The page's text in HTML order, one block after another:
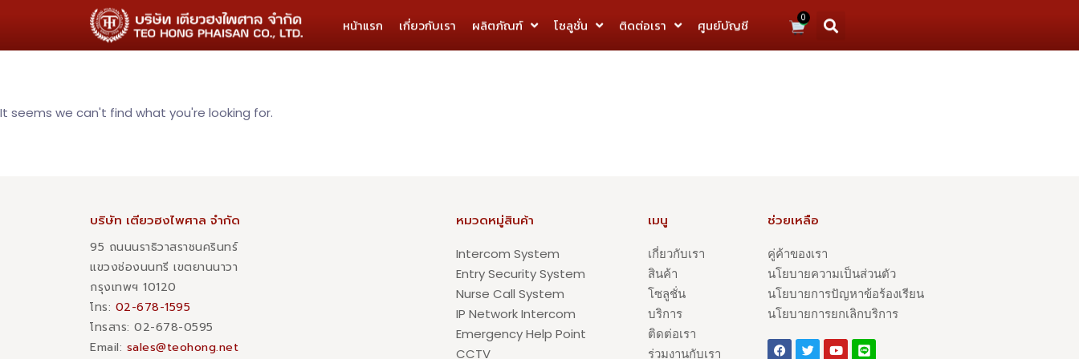
หน้าแรก เกี่ยวกับเรา ผลิตภัณฑ์ โซลูชั่น ติดต่อเรา ศูนย์บัญชี 0
It seems we can't find what you're looking for.
บริษัท เตียวฮงไพศาล จำกัด
95 ถนนนราธิวาสราชนครินทร์
แขวงช่องนนทรี เขตยานนาวา
กรุงเทพฯ 10120
โทร: 02-678-1595
โทรสาร:​ 02-678-0595
Email: sales@teohong.net
หมวดหมู่สินค้า
Intercom System
Entry Security System
Nurse Call System
IP Network Intercom
Emergency Help Point
CCTV
เมนู
เกี่ยวกับเรา
สินค้า
โซลูชั่น
บริการ
ติดต่อเรา
ร่วมงานกับเรา
ช่วยเหลือ
คู่ค้าของเรา
นโยบายความเป็นส่วนตัว
นโยบายการปัญหาข้อร้องเรียน
นโยบายการยกเลิกบริการ